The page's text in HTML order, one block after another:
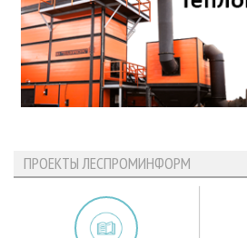
ПРОЕКТЫ ЛЕСПРОМИНФОРМ